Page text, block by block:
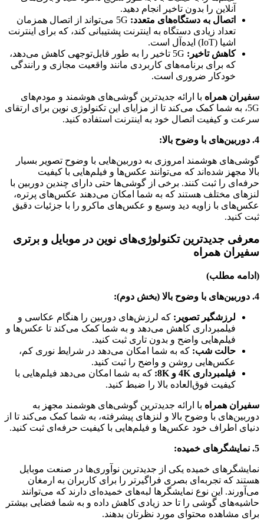
آنلاین را بدون تاخیر انجام دهید.
اتصال به دستگاه‌های متعدد:
5G می‌تواند از اتصال همزمان
تعداد زیادی دستگاه به اینترنت پشتیبانی کند، که برای اینترنت
اشیا (IoT) ایده‌آل است.
کاهش تاخیر:
5G تاخیر را به طور قابل‌توجهی کاهش می‌دهد،
که برای برنامه‌های کاربردی مانند واقعیت مجازی و رانندگی
خودکار ضروری است.
سفیران همراه با ارائه جدیدترین گوشی‌های هوشمند و مودم‌های
5G، به شما کمک می‌کند تا از مزایای این تکنولوژی نوین برای ارتقای
سرعت و کیفیت اتصال خود به اینترنت استفاده کنید.
4. دوربین‌های با وضوح بالا:
گوشی‌های هوشمند امروزی به دوربین‌هایی با وضوح تصویر بسیار
بالا مجهز شده‌اند که می‌توانند عکس‌ها و فیلم‌هایی با کیفیت
حرفه‌ای را ثبت کنند. برخی از گوشی‌ها حتی دارای چندین دوربین با
لنزهای مختلف هستند که به شما امکان می‌دهند عکس‌های پرتره،
عکس‌های با زاویه دید وسیع و عکس‌های ماکرو را با جزئیات دقیق
ثبت کنید.
معرفی جدیدترین تکنولوژی‌های نوین در موبایل و برتری
سفیران همراه
(ادامه مطلب)
4. دوربین‌های با وضوح بالا (بخش دوم):
لرزشگیر تصویر: که لرزش‌های دوربین را هنگام عکاسی و
فیلمبرداری کاهش می‌دهد و به شما کمک می‌کند تا عکس‌ها و
فیلم‌هایی واضح و بدون تاری ثبت کنید.
حالت شب: که به شما امکان می‌دهد در شرایط نوری کم،
عکس‌هایی روشن و واضح را ثبت کنید.
فیلمبرداری 4K و 8K:
که به شما امکان می‌دهد فیلم‌هایی با
کیفیت فوق‌العاده بالا را ضبط کنید.
سفیران همراه با ارائه جدیدترین گوشی‌های هوشمند مجهز به
دوربین‌های با وضوح بالا و لنزهای پیشرفته، به شما کمک می‌کند تا از
دنیای اطراف خود عکس‌ها و فیلم‌هایی با کیفیت حرفه‌ای ثبت کنید.
5. نمایشگرهای خمیده:
نمایشگرهای خمیده یکی از جدیدترین نوآوری‌ها در صنعت موبایل
هستند که تجربه‌ای بصری فراگیرتر را برای کاربران به ارمغان
می‌آورند. این نوع نمایشگرها لبه‌های خمیده‌ای دارند که می‌توانند
حاشیه‌های گوشی را تا حد زیادی کاهش داده و به شما فضایی بیشتر
برای مشاهده محتوای مورد نظرتان بدهند.